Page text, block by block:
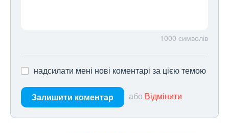
1000 символів
надсилати мені нові коментарі за цією темою
Залишити коментар або Відмінити